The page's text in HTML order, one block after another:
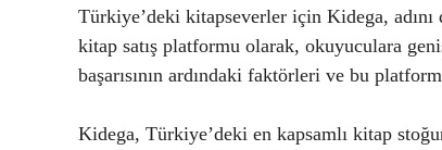
Türkiye’deki kitapseverler için Kidega,
kitap satış platformu olarak, okuyuculara
başarısının ardındaki faktörleri ve bu
Kidega, Türkiye’deki en kapsamlı kitap